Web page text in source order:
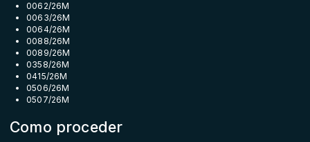
0062/26M
0063/26M
0064/26M
0088/26M
0089/26M
0358/26M
0415/26M
0506/26M
0507/26M
Como proceder